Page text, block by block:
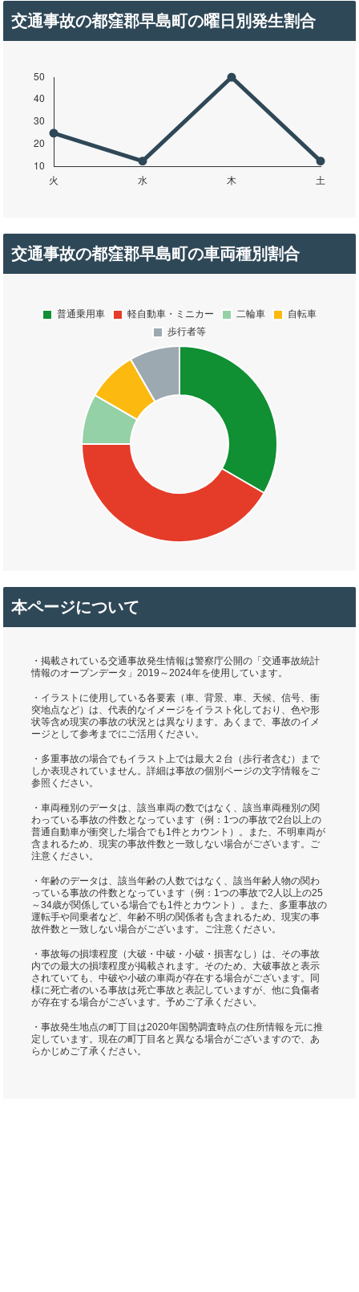
交通事故の都窪郡早島町の曜日別発生割合
交通事故の都窪郡早島町の車両種別割合
本ページについて
・掲載されている交通事故発生情報は警察庁公開の「交通事故統計
情報のオープンデータ」2019～2024年を使用しています。
・イラストに使用している各要素（車、背景、車、天候、信号、衝
突地点など）は、代表的なイメージをイラスト化しており、色や形
状等含め現実の事故の状況とは異なります。あくまで、事故のイメ
ージとして参考までにご活用ください。
・多重事故の場合でもイラスト上では最大２台（歩行者含む）まで
しか表現されていません。詳細は事故の個別ページの文字情報をご
参照ください。
・車両種別のデータは、該当車両の数ではなく、該当車両種別の関
わっている事故の件数となっています（例：1つの事故で2台以上の
普通自動車が衝突した場合でも1件とカウント）。また、不明車両が
含まれるため、現実の事故件数と一致しない場合がございます。ご
注意ください。
・年齢のデータは、該当年齢の人数ではなく、該当年齢人物の関わ
っている事故の件数となっています（例：1つの事故で2人以上の25
～34歳が関係している場合でも1件とカウント）。また、多重事故の
運転手や同乗者など、年齢不明の関係者も含まれるため、現実の事
故件数と一致しない場合がございます。ご注意ください。
・事故毎の損壊程度（大破・中破・小破・損害なし）は、その事故
内での最大の損壊程度が掲載されます。そのため、大破事故と表示
されていても、中破や小破の車両が存在する場合がございます。同
様に死亡者のいる事故は死亡事故と表記していますが、他に負傷者
が存在する場合がございます。予めご了承ください。
・事故発生地点の町丁目は2020年国勢調査時点の住所情報を元に推
定しています。現在の町丁目名と異なる場合がございますので、あ
らかじめご了承ください。